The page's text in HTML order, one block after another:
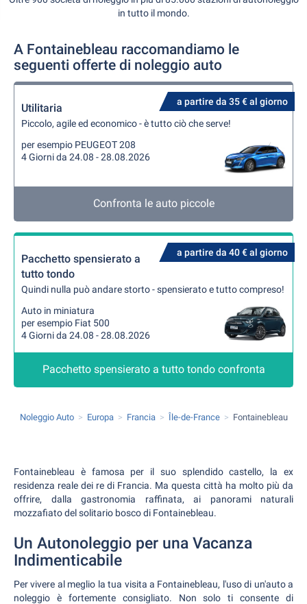
in tutto il mondo.
A Fontainebleau raccomandiamo le
seguenti offerte di noleggio auto
a partire da 35 € al giorno
Utilitaria
Piccolo, agile ed economico - è tutto ciò che serve!
per esempio PEUGEOT 208
4 Giorni da 24.08 - 28.08.2026
Confronta le auto piccole
a partire da 40 € al giorno
Pacchetto spensierato a
tutto tondo
Quindi nulla può andare storto - spensierato e tutto compreso!
Auto in miniatura
per esempio Fiat 500
4 Giorni da 24.08 - 28.08.2026
Pacchetto spensierato a tutto tondo confronta
Noleggio Auto Europa Francia Île-de-France Fontainebleau
Fontainebleau è famosa per il suo splendido castello, la ex
residenza reale dei re di Francia. Ma questa città ha molto più da
offrire, dalla gastronomia raffinata, ai panorami naturali
mozzafiato del solitario bosco di Fontainebleau.
Un Autonoleggio per una Vacanza
Indimenticabile
Per vivere al meglio la tua visita a Fontainebleau, l'uso di un'auto a
noleggio è fortemente consigliato. Non solo ti consente di